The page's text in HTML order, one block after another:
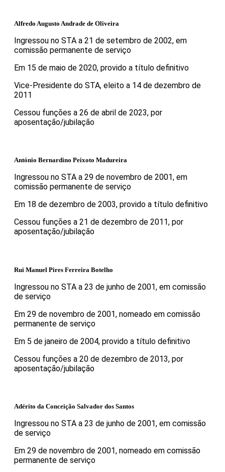
Alfredo Augusto Andrade de Oliveira
Ingressou no STA a 21 de setembro de 2002, em
comissão permanente de serviço
Em 15 de maio de 2020, provido a título definitivo
Vice-Presidente do STA, eleito a 14 de dezembro de
2011
Cessou funções a 26 de abril de 2023, por
aposentação/jubilação
António Bernardino Peixoto Madureira
Ingressou no STA a 29 de novembro de 2001, em
comissão permanente de serviço
Em 18 de dezembro de 2003, provido a título definitivo
Cessou funções a 21 de dezembro de 2011, por
aposentação/jubilação
Rui Manuel Pires Ferreira Botelho
Ingressou no STA a 23 de junho de 2001, em comissão
de serviço
Em 29 de novembro de 2001, nomeado em comissão
permanente de serviço
Em 5 de janeiro de 2004, provido a título definitivo
Cessou funções a 20 de dezembro de 2013, por
aposentação/jubilação
Adérito da Conceição Salvador dos Santos
Ingressou no STA a 23 de junho de 2001, em comissão
de serviço
Em 29 de novembro de 2001, nomeado em comissão
permanente de serviço